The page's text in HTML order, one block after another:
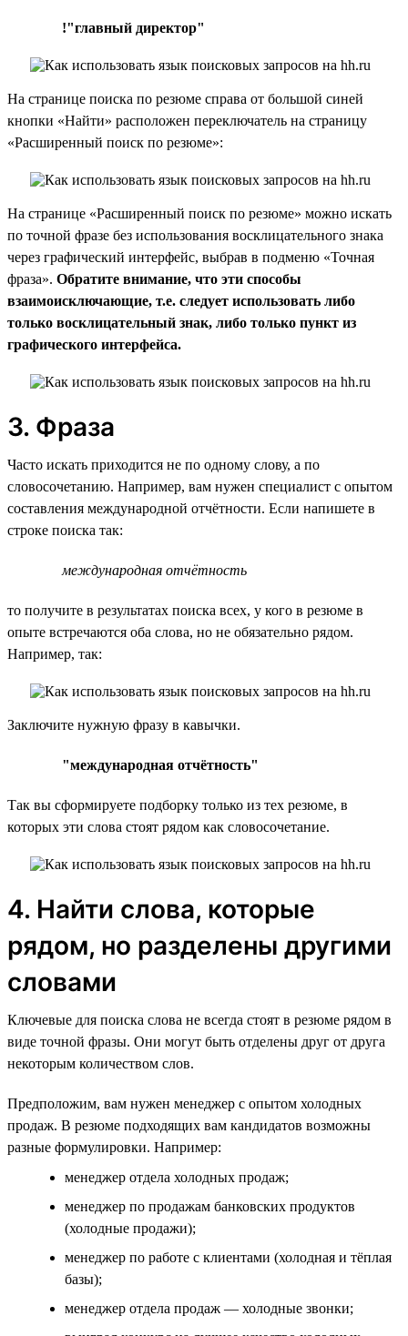
!"главный директор"
На странице поиска по резюме справа от большой синей
кнопки «Найти» расположен переключатель на страницу
«Расширенный поиск по резюме»:
На странице «Расширенный поиск по резюме» можно искать
по точной фразе без использования восклицательного знака
через графический интерфейс, выбрав в подменю «Точная
фраза». Обратите внимание, что эти способы
взаимоисключающие, т.е. следует использовать либо
только восклицательный знак, либо только пункт из
графического интерфейса.
3. Фраза
Часто искать приходится не по одному слову, а по
словосочетанию. Например, вам нужен специалист с опытом
составления международной отчётности. Если напишете в
строке поиска так:
международная отчётность
то получите в результатах поиска всех, у кого в резюме в
опыте встречаются оба слова, но не обязательно рядом.
Например, так:
Заключите нужную фразу в кавычки.
"международная отчётность"
Так вы сформируете подборку только из тех резюме, в
которых эти слова стоят рядом как словосочетание.
4. Найти слова, которые
рядом, но разделены другими
словами
Ключевые для поиска слова не всегда стоят в резюме рядом в
виде точной фразы. Они могут быть отделены друг от друга
некоторым количеством слов.
Предположим, вам нужен менеджер с опытом холодных
продаж. В резюме подходящих вам кандидатов возможны
разные формулировки. Например:
менеджер отдела холодных продаж;
менеджер по продажам банковских продуктов
(холодные продажи);
менеджер по работе с клиентами (холодная и тёплая
базы);
менеджер отдела продаж — холодные звонки;